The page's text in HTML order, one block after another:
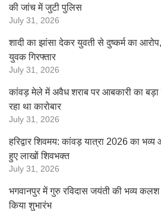
की जांच में जुटी पुलिस
July 31, 2026
शादी का झांसा देकर युवती से दुष्कर्म का
युवक गिरफ्तार
July 31, 2026
कांवड़ मेले में अवैध शराब पर आबकारी का
रहा था कारोबार
July 31, 2026
हरिद्वार शिवमय: कांवड़ यात्रा 2026 का
हुए लाखों शिवभक्त
July 31, 2026
भगवानपुर में गुरु रविदास जयंती की भव्य कलश
किया शुभारंभ